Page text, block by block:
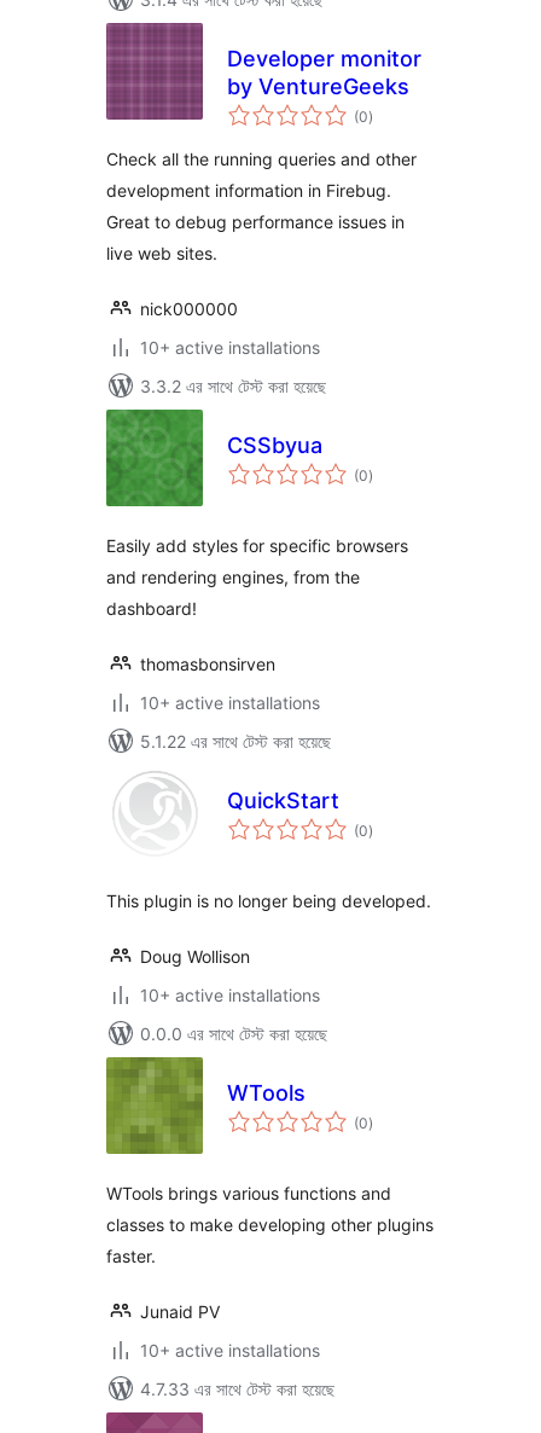
Developer monitor
by VentureGeeks
(0total
ratings
)
Check all the running queries and other
development information in Firebug.
Great to debug performance issues in
live web sites.
nick000000
10+ active installations
3.3.2 এর সাথে টেস্ট করা হয়েছে
CSSbyua
(0total
ratings
)
Easily add styles for specific browsers
and rendering engines, from the
dashboard!
thomasbonsirven
10+ active installations
5.1.22 এর সাথে টেস্ট করা হয়েছে
QuickStart
(0total
ratings
)
This plugin is no longer being developed.
Doug Wollison
10+ active installations
0.0.0 এর সাথে টেস্ট করা হয়েছে
WTools
(0total
ratings
)
WTools brings various functions and
classes to make developing other plugins
faster.
Junaid PV
10+ active installations
4.7.33 এর সাথে টেস্ট করা হয়েছে